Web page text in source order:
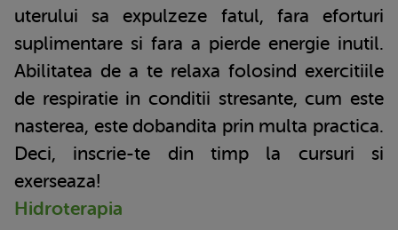
uterului sa expulzeze fatul, fara eforturi
suplimentare si fara a pierde energie inutil.
Abilitatea de a te relaxa folosind exercitiile
de respiratie in conditii stresante, cum este
nasterea, este dobandita prin multa practica.
Deci, inscrie-te din timp la cursuri si
exerseaza!
Hidroterapia